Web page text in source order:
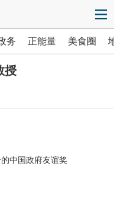
务 正能量 美食圈
授
中国政府友谊奖